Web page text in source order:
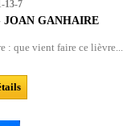
13-7
JOAN GANHAIRE
: que vient faire ce lièvre...